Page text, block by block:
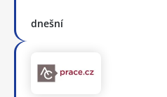
dnešní